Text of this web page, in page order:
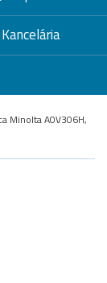
Kancelária
Minolta A0V306H,